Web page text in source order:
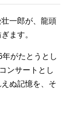
一郎が、龍頭
ます。
がたとうとし
ンサートとし
ぬ記憶を、そ